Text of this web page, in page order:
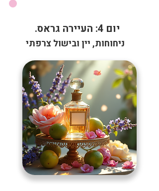
יום 4: העיירה גראס.
ניחוחות, יין ובישול צרפתי